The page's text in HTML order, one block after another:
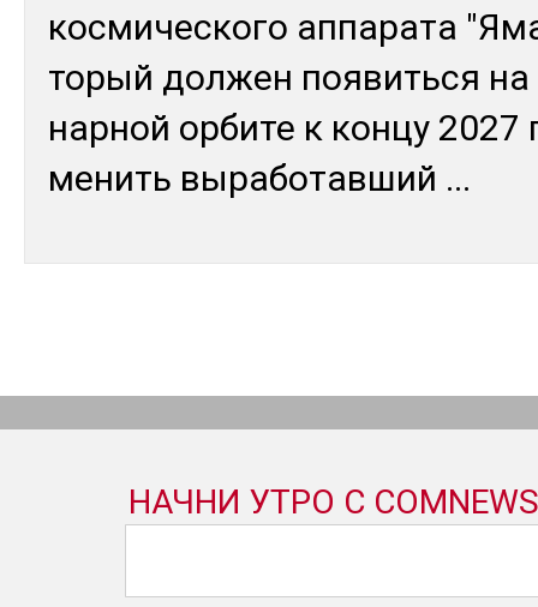
кос­ми­чес­ко­го ап­па­рата
торый дол­жен поя­вить­ся
нар­ной ор­би­те к кон­цу 2027
менить вы­рабо­тав­ший ...